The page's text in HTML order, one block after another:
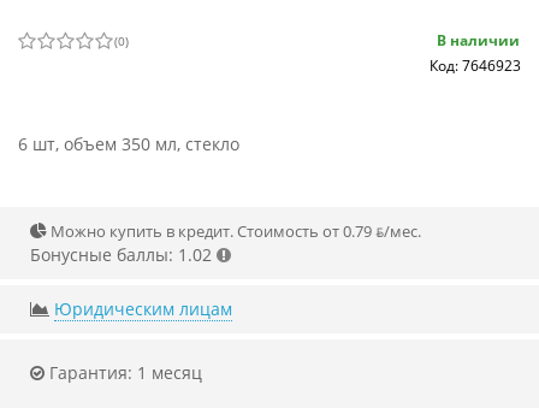
(0)
В наличии
Код: 7646923
6 шт, объем 350 мл, стекло
Можно купить в кредит. Стоимость от 0.79 ƃ/мec.
Бонусные баллы: 1.02
Юридическим лицам
Гарантия: 1 месяц